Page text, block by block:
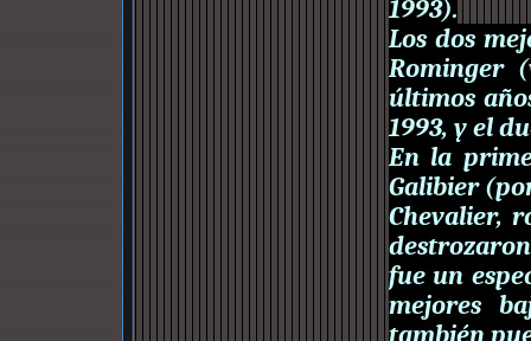
1993).
Los dos
Rominger
últimos
1993, y el
En la
Galibier
Chevalier,
fue un
mejores
también